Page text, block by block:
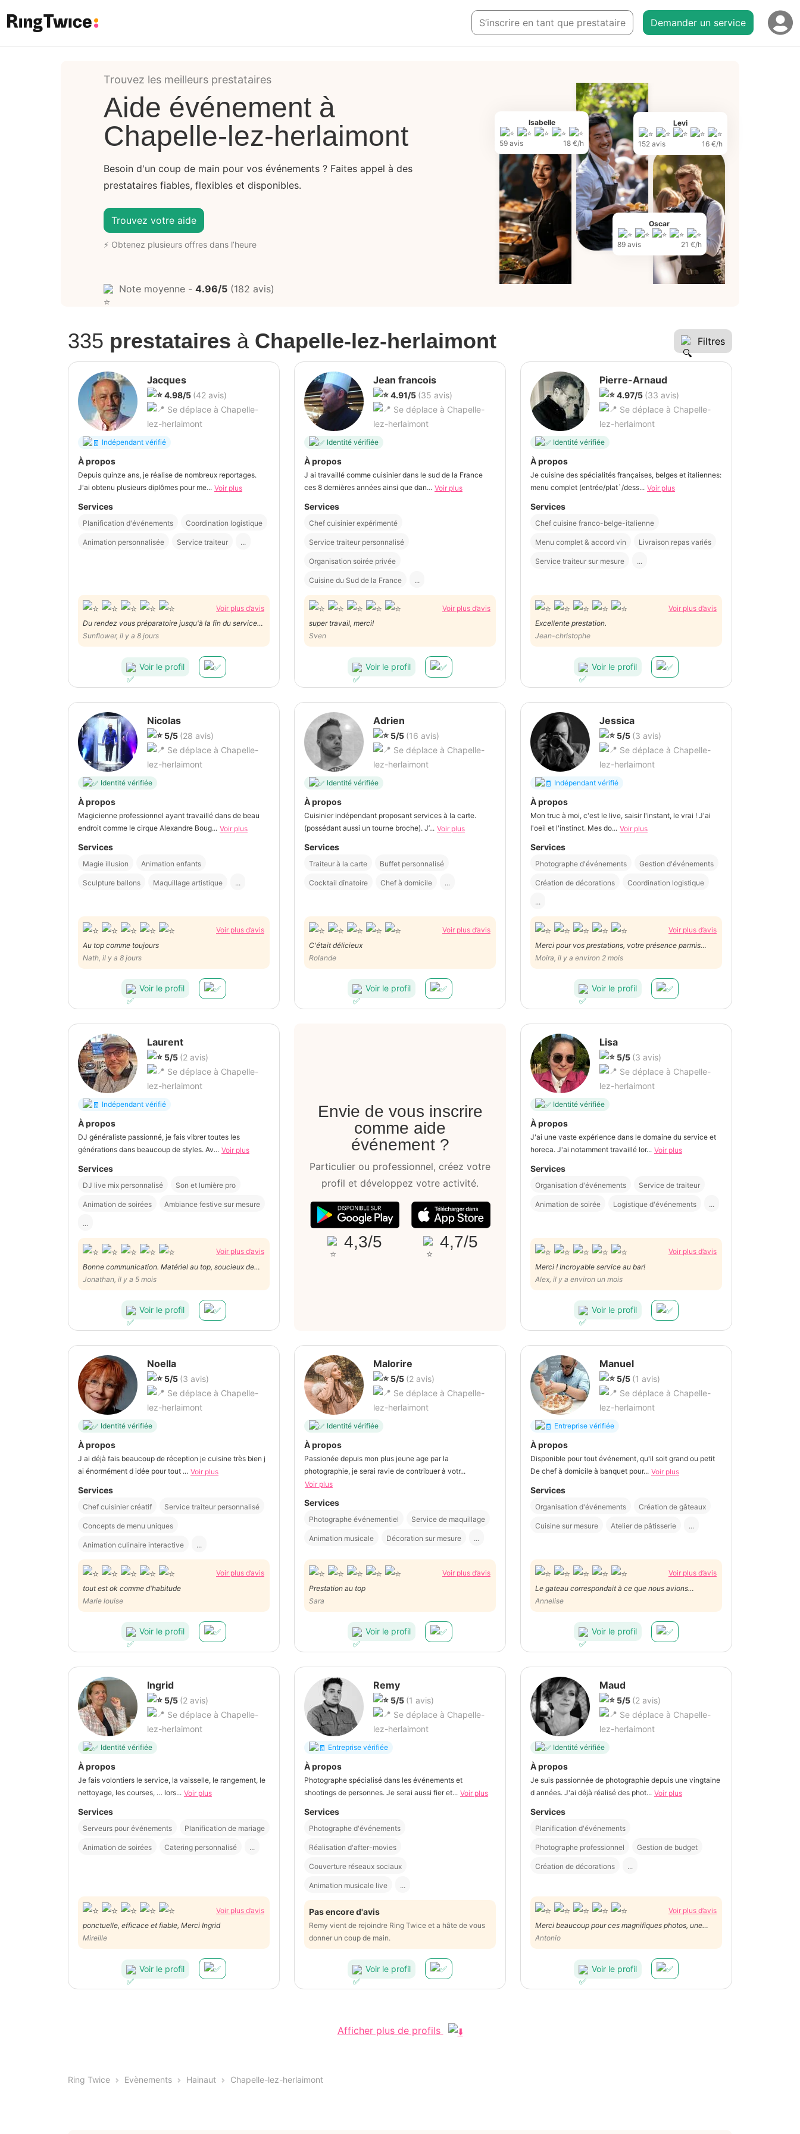
S’inscrire en tant que prestataire Demander un service
Isabelle
59 avis 18 €/h
Oscar
89 avis 21 €/h
Levi
152 avis 16 €/h
Trouvez les meilleurs prestataires
Aide événement à
Chapelle-lez-herlaimont
Besoin d'un coup de main pour vos événements ? Faites appel à des
prestataires fiables, flexibles et disponibles.
Trouvez votre aide
⚡ Obtenez plusieurs offres dans l’heure
Note moyenne - 4.96/5 (182 avis)
335 prestataires à Chapelle-lez-herlaimont Filtres
Jacques
4.98/5 (42 avis)
Se déplace à Chapelle-
lez-herlaimont
Indépendant vérifié
À propos
Depuis quinze ans, je réalise de nombreux reportages.
J'ai obtenu plusieurs diplômes pour me... Voir plus
Services
Planification d'événements Coordination logistique
Animation personnalisée Service traiteur ...
Voir plus d’avis
Du rendez vous préparatoire jusqu'à la fin du service
c'était un plaisir de collaborer avec Jacques! Nous le
recommandons vivement.
Sunflower, il y a 8 jours
Voir le profil
Jean francois
4.91/5 (35 avis)
Se déplace à Chapelle-
lez-herlaimont
Identité vérifiée
À propos
J ai travaillé comme cuisinier dans le sud de la France
ces 8 dernières années ainsi que dan... Voir plus
Services
Chef cuisinier expérimenté
Service traiteur personnalisé
Organisation soirée privée
Cuisine du Sud de la France ...
Voir plus d’avis
super travail, merci!
Sven
Voir le profil
Pierre-Arnaud
4.97/5 (33 avis)
Se déplace à Chapelle-
lez-herlaimont
Identité vérifiée
À propos
Je cuisine des spécialités françaises, belges et italiennes:
menu complet (entrée/plat`/dess... Voir plus
Services
Chef cuisine franco-belge-italienne
Menu complet & accord vin Livraison repas variés
Service traiteur sur mesure ...
Voir plus d’avis
Excellente prestation.
Jean-christophe
Voir le profil
Nicolas
5/5 (28 avis)
Se déplace à Chapelle-
lez-herlaimont
Identité vérifiée
À propos
Magicienne professionnel ayant travaillé dans de beau
endroit comme le cirque Alexandre Boug... Voir plus
Services
Magie illusion Animation enfants
Sculpture ballons Maquillage artistique ...
Voir plus d’avis
Au top comme toujours
Nath, il y a 8 jours
Voir le profil
Adrien
5/5 (16 avis)
Se déplace à Chapelle-
lez-herlaimont
Identité vérifiée
À propos
Cuisinier indépendant proposant services à la carte.
(possédant aussi un tourne broche). J’... Voir plus
Services
Traiteur à la carte Buffet personnalisé
Cocktail dînatoire Chef à domicile ...
Voir plus d’avis
C'était délicieux
Rolande
Voir le profil
Jessica
5/5 (3 avis)
Se déplace à Chapelle-
lez-herlaimont
Indépendant vérifié
À propos
Mon truc à moi, c'est le live, saisir l'instant, le vrai ! J'ai
l'oeil et l'instinct. Mes do... Voir plus
Services
Photographe d'événements Gestion d'événements
Création de décorations Coordination logistique
...
Voir plus d’avis
Merci pour vos prestations, votre présence parmis
nous, du maquillage au photos dans la communes de
fosses. Dans votre investiment dans la préparation.
Les filles et la futurs mariée vous remercie de votre
disponibilité et de votre bienveillance.
Moira, il y a environ 2 mois
Voir le profil
Laurent
5/5 (2 avis)
Se déplace à Chapelle-
lez-herlaimont
Indépendant vérifié
À propos
DJ généraliste passionné, je fais vibrer toutes les
générations dans beaucoup de styles. Av... Voir plus
Services
DJ live mix personnalisé Son et lumière pro
Animation de soirées Ambiance festive sur mesure
...
Voir plus d’avis
Bonne communication. Matériel au top, soucieux de
faire passer une belle soirée et d assurer une bonne
ambiance. Système de qr code pour laisser les
personnes faire leurs propositions de musique.
Franchement au top !!! Merci
Jonathan, il y a 5 mois
Voir le profil
Envie de vous inscrire
comme aide
événement ?
Particulier ou professionnel, créez votre
profil et développez votre activité.
4,3/5 4,7/5
Lisa
5/5 (3 avis)
Se déplace à Chapelle-
lez-herlaimont
Identité vérifiée
À propos
J'ai une vaste expérience dans le domaine du service et
horeca. J'ai notamment travaillé lor... Voir plus
Services
Organisation d'événements Service de traiteur
Animation de soirée Logistique d'événements ...
Voir plus d’avis
Merci ! Incroyable service au bar!
Alex, il y a environ un mois
Voir le profil
Noella
5/5 (3 avis)
Se déplace à Chapelle-
lez-herlaimont
Identité vérifiée
À propos
J ai déjà fais beaucoup de réception je cuisine très bien j
ai énormément d idée pour tout ... Voir plus
Services
Chef cuisinier créatif Service traiteur personnalisé
Concepts de menu uniques
Animation culinaire interactive ...
Voir plus d’avis
tout est ok comme d'habitude
Marie louise
Voir le profil
Malorire
5/5 (2 avis)
Se déplace à Chapelle-
lez-herlaimont
Identité vérifiée
À propos
Passionée depuis mon plus jeune age par la
photographie, je serai ravie de contribuer à votr...
Voir plus
Services
Photographe événementiel Service de maquillage
Animation musicale Décoration sur mesure ...
Voir plus d’avis
Prestation au top
Sara
Voir le profil
Manuel
5/5 (1 avis)
Se déplace à Chapelle-
lez-herlaimont
Entreprise vérifiée
À propos
Disponible pour tout événement, qu'il soit grand ou petit
De chef à domicile à banquet pour... Voir plus
Services
Organisation d'événements Création de gâteaux
Cuisine sur mesure Atelier de pâtisserie ...
Voir plus d’avis
Le gateau correspondait à ce que nous avions
demandé. Pas trop chargé en crème et pas trop sucré.
Parfait
Annelise
Voir le profil
Ingrid
5/5 (2 avis)
Se déplace à Chapelle-
lez-herlaimont
Identité vérifiée
À propos
Je fais volontiers le service, la vaisselle, le rangement, le
nettoyage, les courses, … lors... Voir plus
Services
Serveurs pour événements Planification de mariage
Animation de soirées Catering personnalisé ...
Voir plus d’avis
ponctuelle, efficace et fiable, Merci Ingrid
Mireille
Voir le profil
Remy
5/5 (1 avis)
Se déplace à Chapelle-
lez-herlaimont
Entreprise vérifiée
À propos
Photographe spécialisé dans les événements et
shootings de personnes. Je serai aussi fier et... Voir plus
Services
Photographe d'événements
Réalisation d'after-movies
Couverture réseaux sociaux
Animation musicale live ...
Pas encore d'avis
Remy vient de rejoindre Ring Twice et a hâte de vous
donner un coup de main.
Voir le profil
Maud
5/5 (2 avis)
Se déplace à Chapelle-
lez-herlaimont
Identité vérifiée
À propos
Je suis passionnée de photographie depuis une vingtaine
d années. J'ai déjà réalisé des phot... Voir plus
Services
Planification d'événements
Photographe professionnel Gestion de budget
Création de décorations ...
Voir plus d’avis
Merci beaucoup pour ces magnifiques photos, une
vraie passionnée qui sait capturer les émotions et
sublimer chaque instant comme une professionnelle, et
un excellent rapport qualité/prix. Je recommande sans
Antonio
Voir le profil
Afficher plus de profils
Ring Twice Evènements Hainaut Chapelle-lez-herlaimont